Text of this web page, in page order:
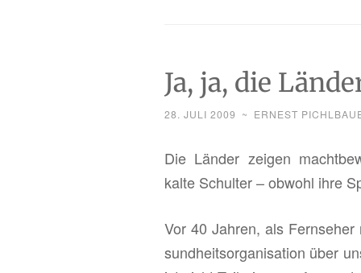
Ja, ja, die
28. JULI 2009 ~ ERNEST
Die Län­der zei­gen
kalte Schul­ter – ob­wohl ihre
Vor 40 Jah­ren, als
sund­heits­or­ga­ni­sa­ti­on über